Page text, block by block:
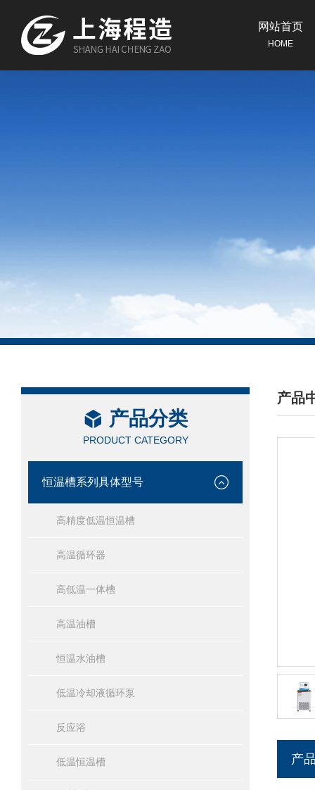
网站首页
HOME
产品分类
PRODUCT CATEGORY
恒温槽系列具体型号
高精度低温恒温槽
高温循环器
高低温一体槽
高温油槽
恒温水油槽
低温冷却液循环泵
反应浴
低温恒温槽
产品
/
产